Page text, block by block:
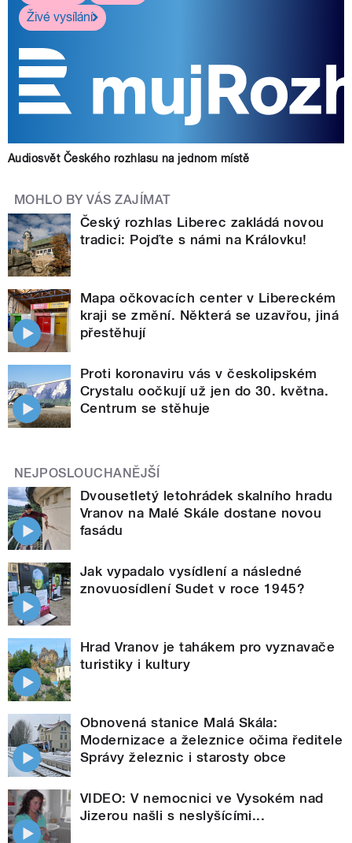
Živé vysílání
Audiosvět Českého rozhlasu na jednom místě
MOHLO BY VÁS ZAJÍMAT
Český rozhlas Liberec zakládá novou
tradici: Pojďte s námi na Královku!
Mapa očkovacích center v Libereckém
kraji se změní. Některá se uzavřou, jiná
přestěhují
Proti koronaviru vás v českolipském
Crystalu oočkují už jen do 30. května.
Centrum se stěhuje
NEJPOSLOUCHANĚJŠÍ
Dvousetletý letohrádek skalního hradu
Vranov na Malé Skále dostane novou
fasádu
Jak vypadalo vysídlení a následné
znovuosídlení Sudet v roce 1945?
Hrad Vranov je tahákem pro vyznavače
turistiky i kultury
Obnovená stanice Malá Skála:
Modernizace a železnice očima ředitele
Správy železnic i starosty obce
VIDEO: V nemocnici ve Vysokém nad
Jizerou našli s neslyšícími...